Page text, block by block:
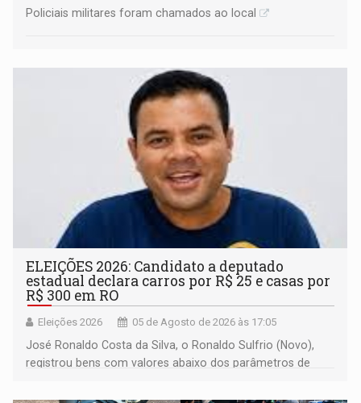
Policiais militares foram chamados ao local
ELEIÇÕES 2026: Candidato a deputado
estadual declara carros por R$ 25 e casas por
R$ 300 em RO
Eleições 2026 05 de Agosto de 2026 às 17:05
José Ronaldo Costa da Silva, o Ronaldo Sulfrio (Novo),
registrou bens com valores abaixo dos parâmetros de
milhões